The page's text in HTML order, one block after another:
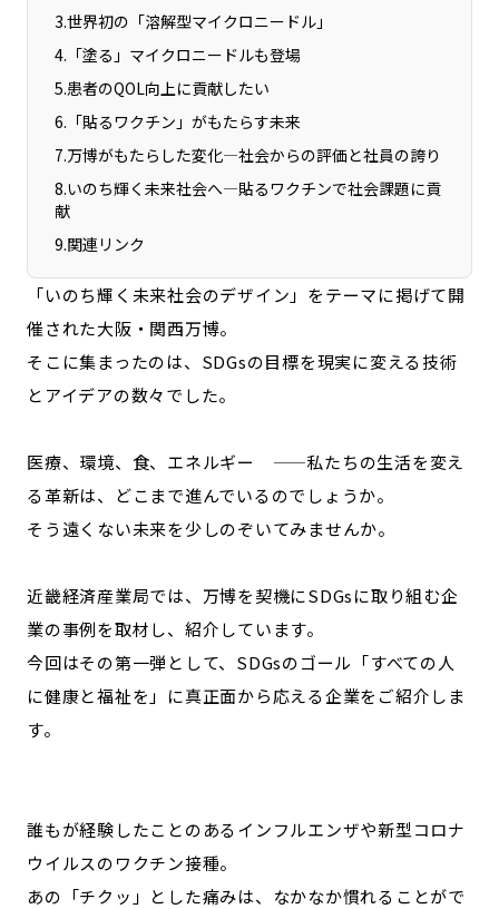
香川エリア
高知エリア
福岡エリア
佐賀エリア
熊本エリア
宮崎エリア
鹿児島エリア
沖縄エリア
カテゴリから探す
特集コンテンツ
地域を代表する 企業100選
プレスリリース
行政連携記事
MILCプロジェクト
選出企業特別対談
イベント
飲食店
地域豆知識
ニッポンの百選大全集
Sporkle
お問い合わせ 会社概要
3.世界初の「溶解型マイクロニードル」
4. 「塗る」マイクロニードルも登場
5.患者のQOL向上に貢献したい
6. 「貼るワクチン」がもたらす未来
7.万博がもたらした変化—社会からの評価と社員の誇り
8.いのち輝く未来社会へ—貼るワクチンで社会課題に貢
献
9.関連リンク
「いのち輝く未来社会のデザイン」をテーマに掲げて開
催された大阪・関西万博。
そこに集まったのは、SDGsの目標を現実に変える技術
とアイデアの数々でした。
医療、環境、食、エネルギー ——私たちの生活を変え
る革新は、どこまで進んでいるのでしょうか。
そう遠くない未来を少しのぞいてみませんか。
近畿経済産業局では、万博を契機にSDGsに取り組む企
業の事例を取材し、紹介しています。
今回はその第一弾として、SDGsのゴール「すべての人
に健康と福祉を」に真正面から応える企業をご紹介しま
す。
誰もが経験したことのあるインフルエンザや新型コロナ
ウイルスのワクチン接種。
あの「チクッ」とした痛みは、なかなか慣れることがで